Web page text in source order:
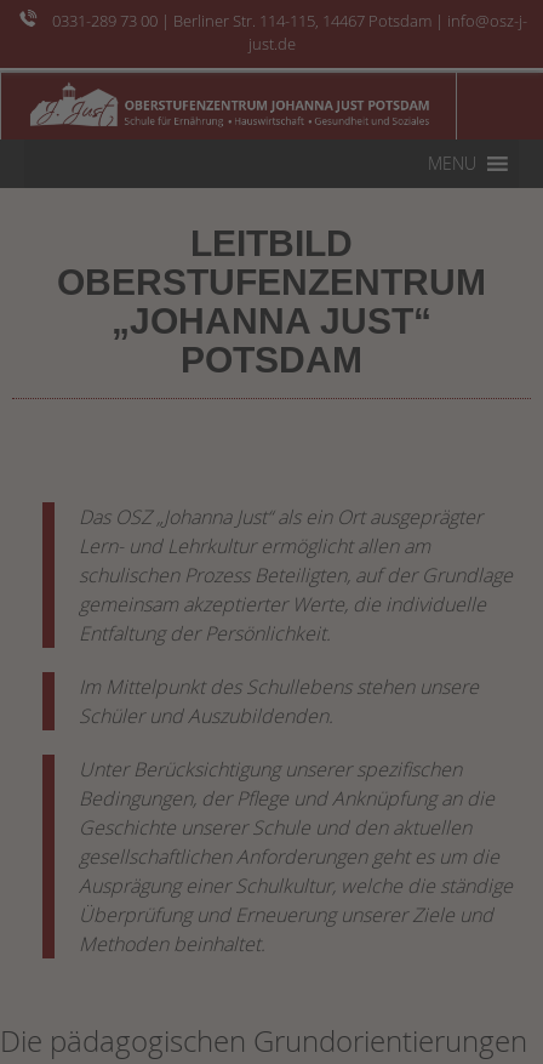
0331-289 73 00 | Berliner Str. 114-115, 14467 Potsdam | info@osz-j-
just.de
MENU
LEITBILD
OBERSTUFENZENTRUM
„JOHANNA JUST“
POTSDAM
Das OSZ „Johanna Just“ als ein Ort ausgeprägter
Lern- und Lehrkultur ermöglicht allen am
schulischen Prozess Beteiligten, auf der Grundlage
gemeinsam akzeptierter Werte, die individuelle
Entfaltung der Persönlichkeit.
Im Mittelpunkt des Schullebens stehen unsere
Schüler und Auszubildenden.
Unter Berücksichtigung unserer spezifischen
Bedingungen, der Pflege und Anknüpfung an die
Geschichte unserer Schule und den aktuellen
gesellschaftlichen Anforderungen geht es um die
Ausprägung einer Schulkultur, welche die ständige
Überprüfung und Erneuerung unserer Ziele und
Methoden beinhaltet.
Die pädagogischen Grundorientierungen